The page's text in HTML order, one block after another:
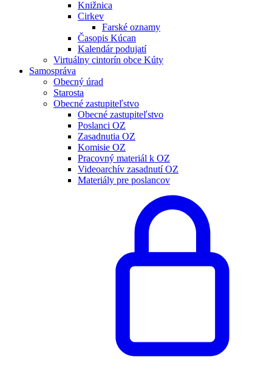
Knižnica
Cirkev
Farské oznamy
Časopis Kúcan
Kalendár podujatí
Virtuálny cintorín obce Kúty
Samospráva
Obecný úrad
Starosta
Obecné zastupiteľstvo
Obecné zastupiteľstvo
Poslanci OZ
Zasadnutia OZ
Komisie OZ
Pracovný materiál k OZ
Videoarchív zasadnutí OZ
Materiály pre poslancov